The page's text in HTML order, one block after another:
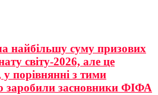
найбільшу суму призових
світу-2026, але це
у порівнянні з тими
заробили засновники ФІФА